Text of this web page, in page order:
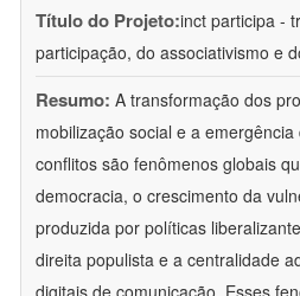
Título do Projeto:inct participa -
participação, do associativismo e
Resumo: A transformação dos
mobilização social e a
conflitos são fenômenos globais
democracia, o crescimento da
produzida por políticas
direita populista e a centralidade